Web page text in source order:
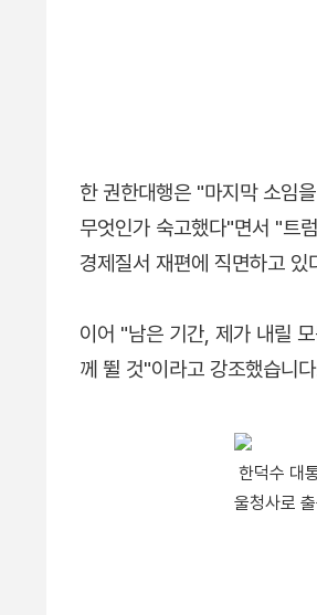
한 권한대행은 "마지막 소임
무엇인가 숙고했다"면서 "트
경제질서 재편에 직면하고 있
이어 "남은 기간, 제가 내릴
께 뛸 것"이라고 강조했습니
한덕수 대
울청사로